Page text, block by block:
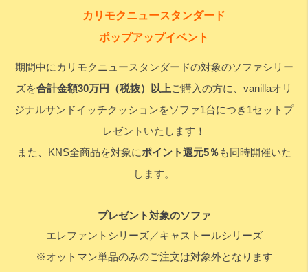
検索
カリモクニュースタンダード
ポップアップイベント
期間中にカリモクニュースタンダードの対象のソファシリー
ズを合計金額30万円（税抜）以上ご購入の方に、vanillaオリ
ジナルサンドイッチクッションをソファ1台につき1セットプ
レゼントいたします！
また、KNS全商品を対象にポイント還元5％ も同時開催いた
します。
プレゼント対象のソファ
エレファントシリーズ／キャストールシリーズ
※オットマン単品のみのご注文は対象外となります